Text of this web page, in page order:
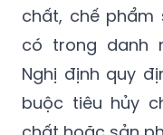
chất, chế phẩm
có trong danh
Nghị định quy
buộc tiêu hủy